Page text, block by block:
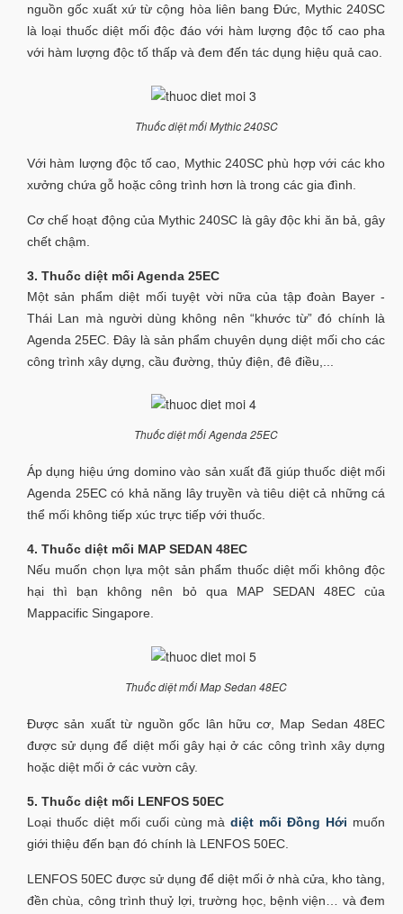
nguồn gốc xuất xứ từ cộng hòa liên bang Đức, Mythic 240SC
là loại thuốc diệt mối độc đáo với hàm lượng độc tố cao pha
với hàm lượng độc tố thấp và đem đến tác dụng hiệu quả cao.
Thuốc diệt mối Mythic 240SC
Với hàm lượng độc tố cao, Mythic 240SC phù hợp với các kho
xưởng chứa gỗ hoặc công trình hơn là trong các gia đình.
Cơ chế hoạt động của Mythic 240SC là gây độc khi ăn bả, gây
chết chậm.
3. Thuốc diệt mối Agenda 25EC
Một sản phẩm diệt mối tuyệt vời nữa của tập đoàn Bayer -
Thái Lan mà người dùng không nên “khước từ” đó chính là
Agenda 25EC. Đây là sản phẩm chuyên dụng diệt mối cho các
công trình xây dựng, cầu đường, thủy điện, đê điều,...
Thuốc diệt mối Agenda 25EC
Áp dụng hiệu ứng domino vào sản xuất đã giúp thuốc diệt mối
Agenda 25EC có khả năng lây truyền và tiêu diệt cả những cá
thể mối không tiếp xúc trực tiếp với thuốc.
4. Thuốc diệt mối MAP SEDAN 48EC
Nếu muốn chọn lựa một sản phẩm thuốc diệt mối không độc
hại thì bạn không nên bỏ qua MAP SEDAN 48EC của
Mappacific Singapore.
Thuốc diệt mối Map Sedan 48EC
Được sản xuất từ nguồn gốc lân hữu cơ, Map Sedan 48EC
được sử dụng để diệt mối gây hại ở các công trình xây dựng
hoặc diệt mối ở các vườn cây.
5. Thuốc diệt mối LENFOS 50EC
Loại thuốc diệt mối cuối cùng màdiệt mối Đồng Hới muốn
giới thiệu đến bạn đó chính là LENFOS 50EC.
LENFOS 50EC được sử dụng để diệt mối ở nhà cửa, kho tàng,
đền chùa, công trình thuỷ lợi, trường học, bệnh viện… và đem